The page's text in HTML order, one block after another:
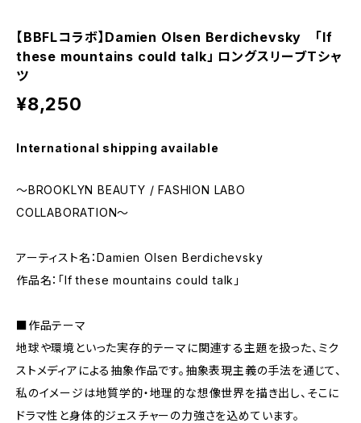
【BBFLコラボ】Damien Olsen Berdichevsky 「If
these mountains could talk」 ロングスリーブTシャ
ツ
¥8,250
International shipping available
～BROOKLYN BEAUTY / FASHION LABO
COLLABORATION～
アーティスト名：Damien Olsen Berdichevsky
作品名：「If these mountains could talk」
■作品テーマ
地球や環境といった実存的テーマに関連する主題を扱った、ミク
ストメディアによる抽象作品です。抽象表現主義の手法を通じて、
私のイメージは地質学的・地理的な想像世界を描き出し、そこに
ドラマ性と身体的ジェスチャーの力強さを込めています。